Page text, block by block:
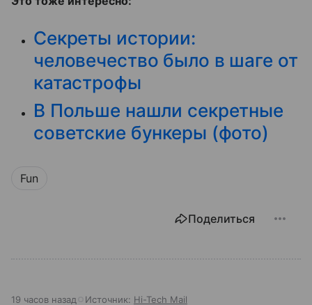
Секреты истории:
человечество было в шаге от
катастрофы
В Польше нашли секретные
советские бункеры (фото)
Fun
Поделиться
19 часов назад Источник: Hi-Tech Mail